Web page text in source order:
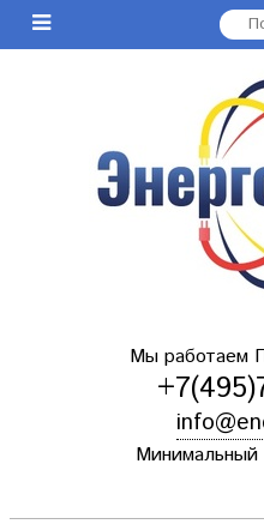
Мы работаем
Минимальный